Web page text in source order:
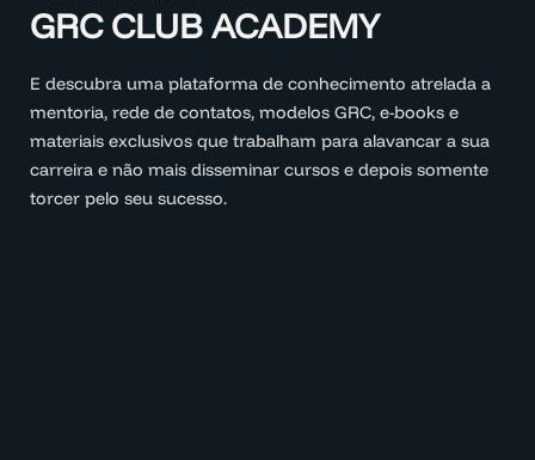
GRC CLUB ACADEMY
E descubra uma plataforma de conhecimento atrelada a
mentoria, rede de contatos, modelos GRC, e-books e
materiais exclusivos que trabalham para alavancar a sua
carreira e não mais disseminar cursos e depois somente
torcer pelo seu sucesso.